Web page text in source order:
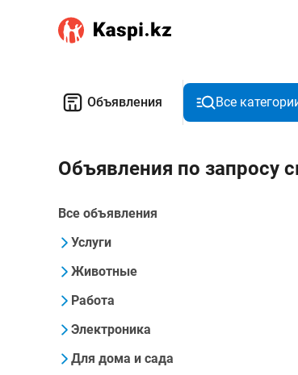
Объявления Все
Объявления по запросу
Все объявления
Услуги
Животные
Работа
Электроника
Для дома и сада